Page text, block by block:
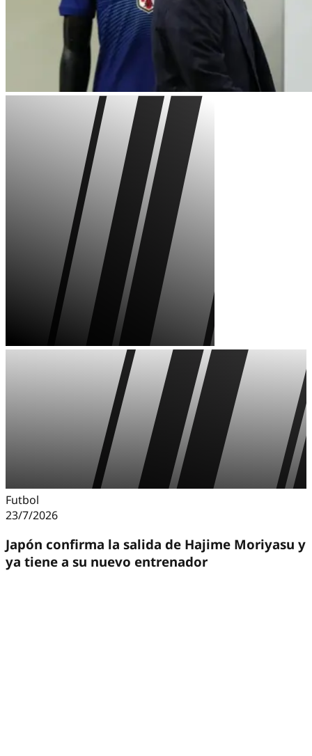
Futbol
23/7/2026
Japón confirma la salida de Hajime Moriyasu y
ya tiene a su nuevo entrenador